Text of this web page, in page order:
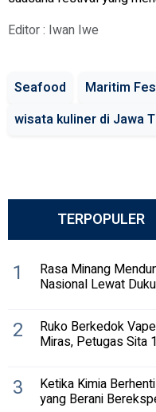
Editor : Iwan Iwe
Seafood Maritim
wisata kuliner di Jawa
TERPOPULER
1 Rasa Minang
Nasional Lewat
2 Ruko Berkedok
Miras, Petugas Sita
3 Ketika Kimia
yang Berani